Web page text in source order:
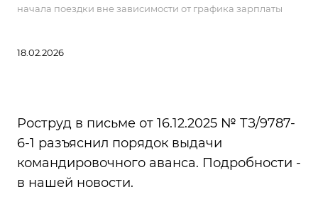
начала поездки вне зависимости от графика зарплаты
18.02.2026
Роструд в письме от 16.12.2025 № ТЗ/9787-
6-1 разъяснил порядок выдачи
командировочного аванса. Подробности -
в нашей новости.